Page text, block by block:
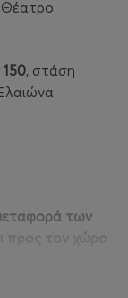
, στάση
των
τον χώρο